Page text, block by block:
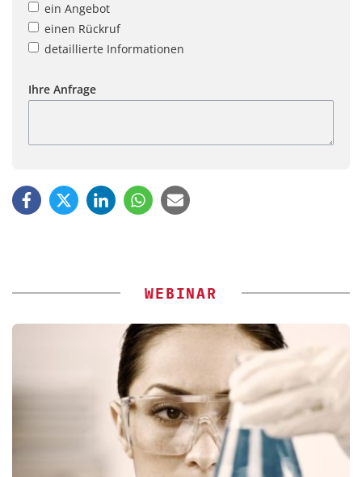
ein Angebot
einen Rückruf
detaillierte Informationen
Ihre Anfrage
WEBINAR